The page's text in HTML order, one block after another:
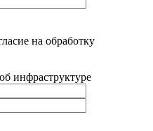
на обработку
инфраструктуре